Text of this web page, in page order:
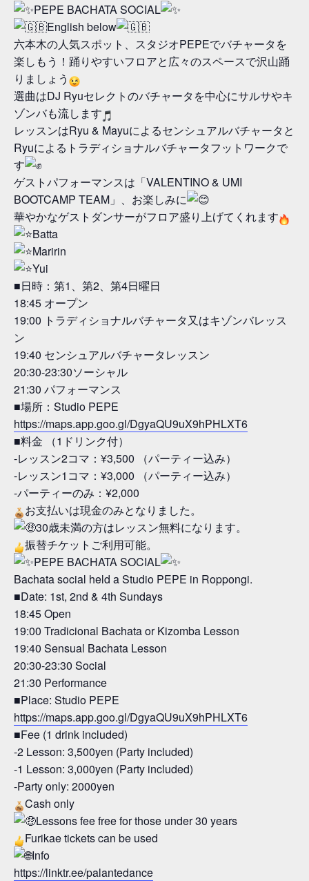
PEPE BACHATA SOCIAL
English below
六本木の人気スポット、スタジオPEPEでバチャータを
楽しもう！踊りやすいフロアと広々のスペースで沢山踊
りましょう
選曲はDJ Ryuセレクトのバチャータを中心にサルサやキ
ゾンバも流します
レッスンはRyu & Mayuによるセンシュアルバチャータと
Ryuによるトラディショナルバチャータフットワークで
す
ゲストパフォーマンスは「VALENTINO & UMI
BOOTCAMP TEAM」、お楽しみに
華やかなゲストダンサーがフロア盛り上げてくれます
Batta
Maririn
Yui
■日時：第1、第2、第4日曜日
18:45 オープン
19:00 トラディショナルバチャータ又はキゾンバレッス
ン
19:40 センシュアルバチャータレッスン
20:30-23:30ソーシャル
21:30 パフォーマンス
■場所：Studio PEPE
https://maps.app.goo.gl/DgyaQU9uX9hPHLXT6
■料金 （1ドリンク付）
-レッスン2コマ：¥3,500 （パーティー込み）
-レッスン1コマ：¥3,000 （パーティー込み）
-パーティーのみ：¥2,000
お支払いは現金のみとなりました。
30歳未満の方はレッスン無料になります。
振替チケットご利用可能。
PEPE BACHATA SOCIAL
Bachata social held a Studio PEPE in Roppongi.
■Date: 1st, 2nd & 4th Sundays
18:45 Open
19:00 Tradicional Bachata or Kizomba Lesson
19:40 Sensual Bachata Lesson
20:30-23:30 Social
21:30 Performance
■Place: Studio PEPE
https://maps.app.goo.gl/DgyaQU9uX9hPHLXT6
■Fee (1 drink included)
-2 Lesson: 3,500yen (Party included)
-1 Lesson: 3,000yen (Party included)
-Party only: 2000yen
Cash only
Lessons fee free for those under 30 years
Furikae tickets can be used
Info
https://linktr.ee/palantedance